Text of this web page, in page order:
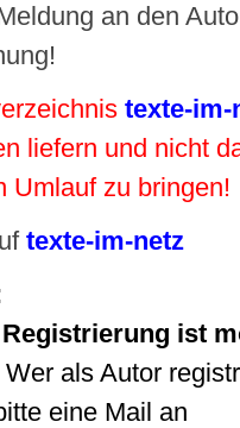
an den
texte-im-
liefern und nicht
Umlauf zu bringen!
texte-im-netz
ist
Wer als Autor
eine Mail an